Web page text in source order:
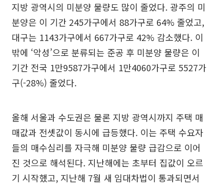
지방 광역시의 미분양 물량도 많이 줄었다. 광주의 미
분양은 이 기간 245가구에서 88가구로 64% 줄었고,
대구는 1143가구에서 667가구로 42% 감소했다. 이
밖에 ‘악성’으로 분류되는 준공 후 미분양 물량은 이
기간 전국 1만9587가구에서 1만4060가구로 5527가
구(-28%) 줄었다.
올해 서울과 수도권은 물론 지방 광역시까지 주택 매
매값과 전셋값이 동시에 급등했다. 이는 주택 수요자
들의 매수심리를 자극해 미분양 물량 급감으로 이어
진 것으로 해석된다. 지난해에는 초부터 집값이 오르
기 시작했고, 지난해 7월 새 임대차법이 통과되면서